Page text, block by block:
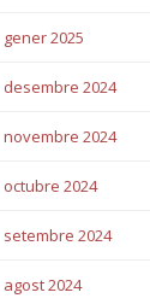
gener 2025
desembre 2024
novembre 2024
octubre 2024
setembre 2024
agost 2024